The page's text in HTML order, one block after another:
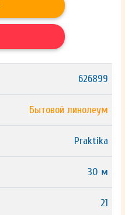
626899
Бытовой линолеум
Praktika
30 м
21